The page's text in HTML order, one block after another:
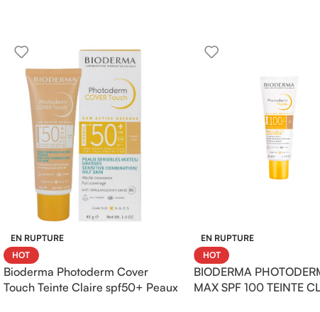
EN RUPTURE
HOT
Bioderma Photoderm Cover
Touch Teinte Claire spf50+ Peaux
EN RUPTURE
HOT
BIODERMA
MAX SPF 100 TEINTE